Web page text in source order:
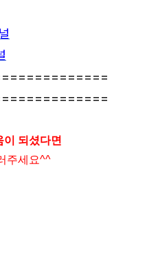
이 되셨다면
주세요^^